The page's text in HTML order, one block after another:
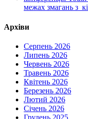
межах змагань з
Архіви
Серпень 2026
Липень 2026
Червень 2026
Травень 2026
Квітень 2026
Березень 2026
Лютий 2026
Січень 2026
Грудень 2025